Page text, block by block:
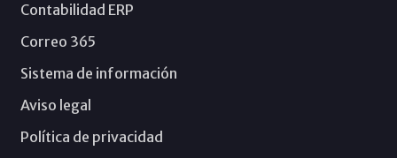
Contabilidad ERP
Correo 365
Sistema de información
Aviso legal
Política de privacidad